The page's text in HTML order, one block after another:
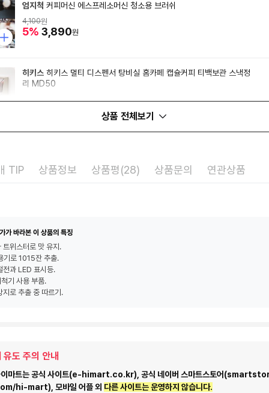
엄지척 커피머신 에스프레소머신 청소용 브러쉬
4,100원
5% 3,890원
히키스 히키스 멀티 디스펜서 탕비실 홈카페 캡슐커피 티백보관 스낵정
리 MD50
14,800원
상품 전체보기
TIP 상품정보 상품평(28) 상품문의 연관상품
가 바라본 이 상품의 특징
트위스터로 맛 유지.
기로 1015잔 추출.
전과 LED 표시등.
기 사용 부품.
지로 추출 중 따르기.
유도 주의 안내
이마트는 공식 사이트(e-himart.co.kr), 공식 네이버 스마트스토어
hi-mart), 모바일 어플 외 다른 사이트는 운영하지 않습니다.